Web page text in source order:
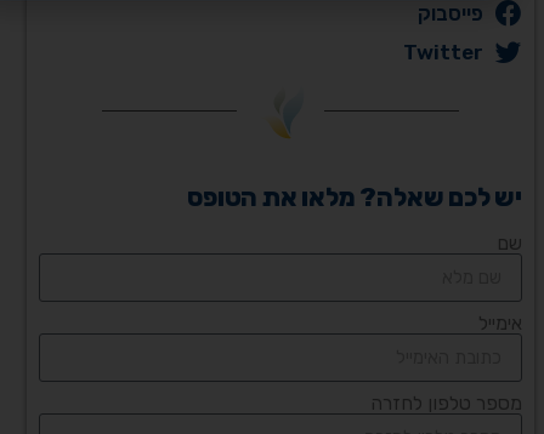
פייסבוק
Twitter
יש לכם שאלה? מלאו את הטופס
שם
אימייל
מספר טלפון לחזרה